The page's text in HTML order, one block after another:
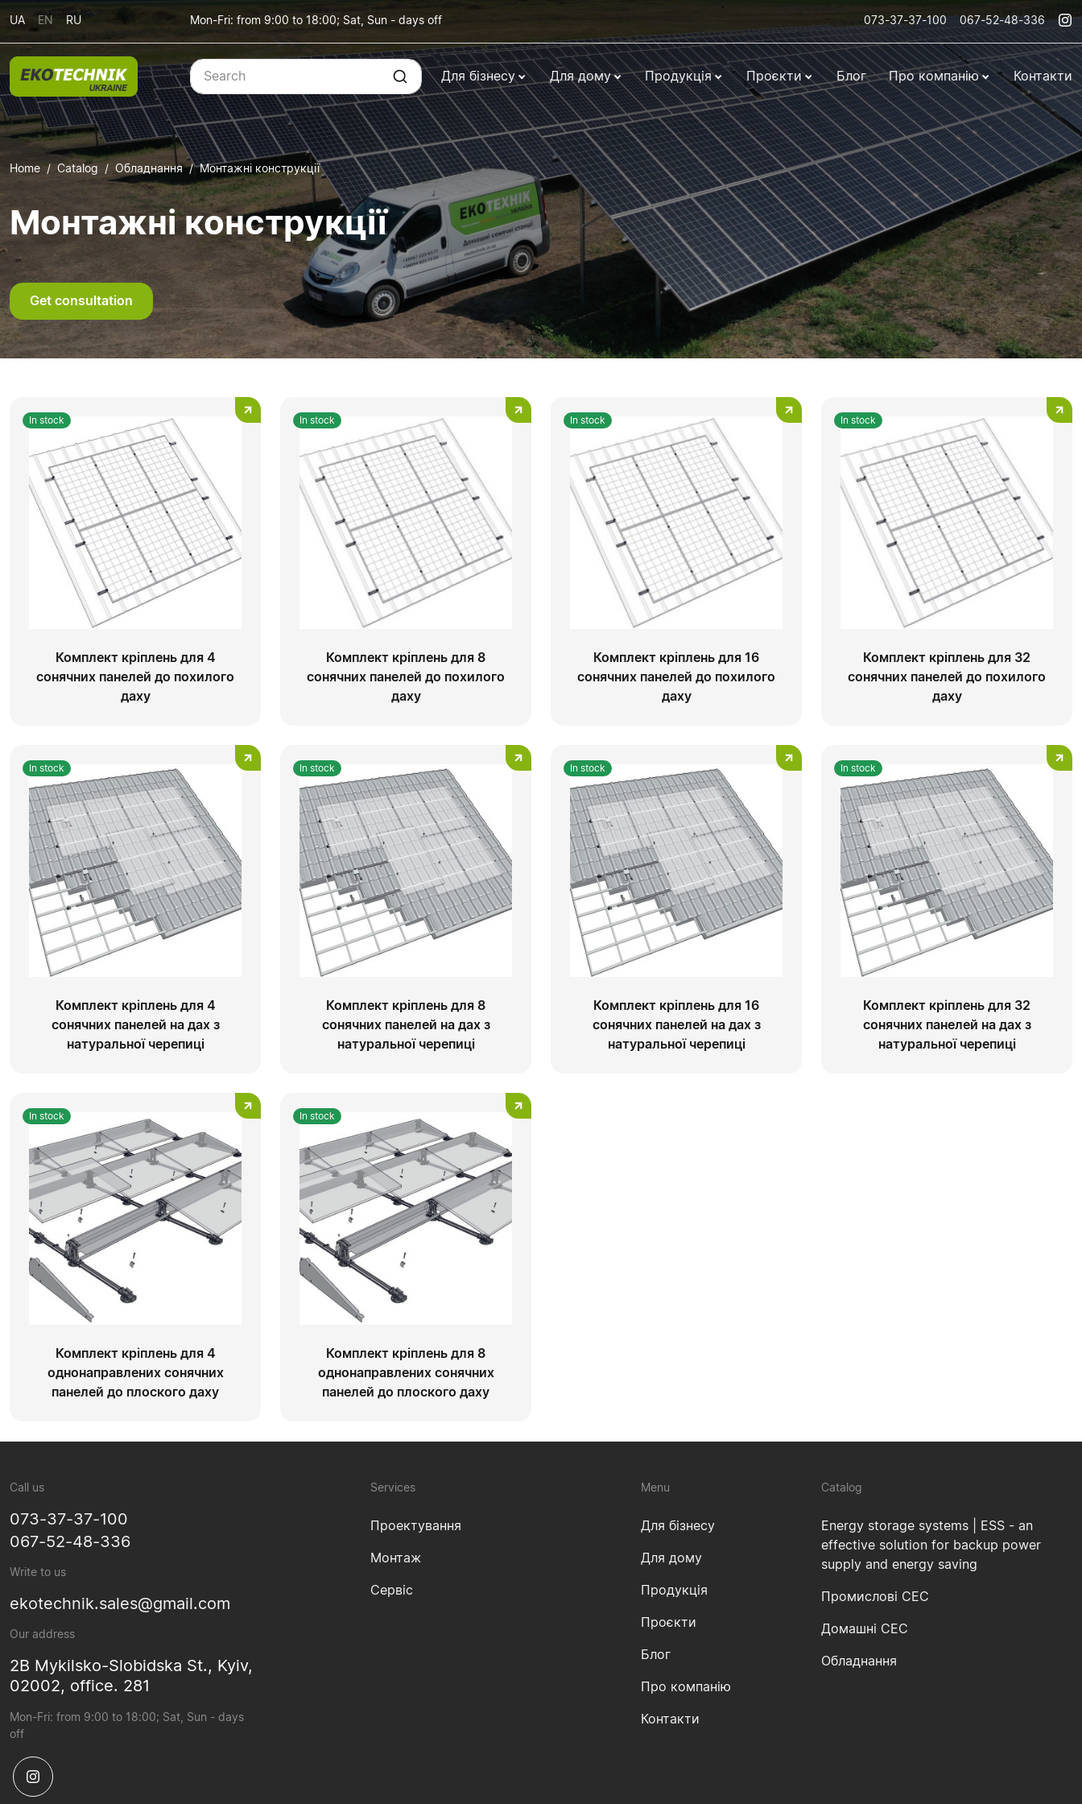
UA EN RU Mon-Fri: from 9:00 to 18:00; Sat, Sun - days off 073-37-37-100 067-52-48-336
Для бізнесу Для дому Продукція Проєкти Блог Про компанію Контакти
Home Catalog Обладнання Монтажні конструкції
Монтажні конструкції
Get consultation
In stock
Комплект кріплень для 4
сонячних панелей до похилого
даху
In stock
Комплект кріплень для 8
сонячних панелей до похилого
даху
In stock
Комплект кріплень для 16
сонячних панелей до похилого
даху
In stock
Комплект кріплень для 32
сонячних панелей до похилого
даху
In stock
Комплект кріплень для 4
сонячних панелей на дах з
натуральної черепиці
In stock
Комплект кріплень для 8
сонячних панелей на дах з
натуральної черепиці
In stock
Комплект кріплень для 16
сонячних панелей на дах з
натуральної черепиці
In stock
Комплект кріплень для 32
сонячних панелей на дах з
натуральної черепиці
In stock
Комплект кріплень для 4
однонаправлених сонячних
панелей до плоского даху
In stock
Комплект кріплень для 8
однонаправлених сонячних
панелей до плоского даху
Call us
073-37-37-100
067-52-48-336
Write to us
ekotechnik.sales@gmail.com
Our address
2B Mykilsko-Slobidska St., Kyiv,
02002, office. 281
Mon-Fri: from 9:00 to 18:00; Sat, Sun - days
off
Services
Проектування
Монтаж
Сервіс
Menu
Для бізнесу
Для дому
Продукція
Проєкти
Блог
Про компанію
Контакти
Catalog
Energy storage systems | ESS - an
effective solution for backup power
supply and energy saving
Промислові СЕС
Домашні СЕС
Обладнання